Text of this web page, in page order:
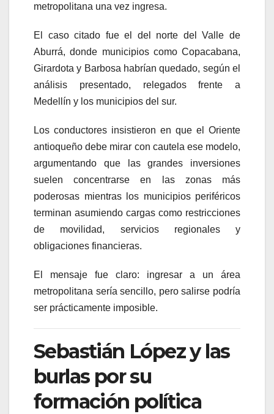
metropolitana una vez ingresa.
El caso citado fue el del norte del Valle de
Aburrá, donde municipios como Copacabana,
Girardota y Barbosa habrían quedado, según el
análisis presentado, relegados frente a
Medellín y los municipios del sur.
Los conductores insistieron en que el Oriente
antioqueño debe mirar con cautela ese modelo,
argumentando que las grandes inversiones
suelen concentrarse en las zonas más
poderosas mientras los municipios periféricos
terminan asumiendo cargas como restricciones
de movilidad, servicios regionales y
obligaciones financieras.
El mensaje fue claro: ingresar a un área
metropolitana sería sencillo, pero salirse podría
ser prácticamente imposible.
Sebastián López y las
burlas por su
formación política